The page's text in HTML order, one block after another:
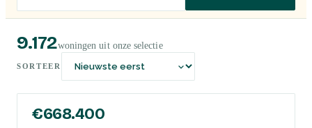
9.172woningen uit onze selectie
SORTEER
€668.400